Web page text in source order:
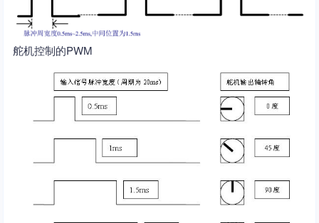
舵机控制的PWM